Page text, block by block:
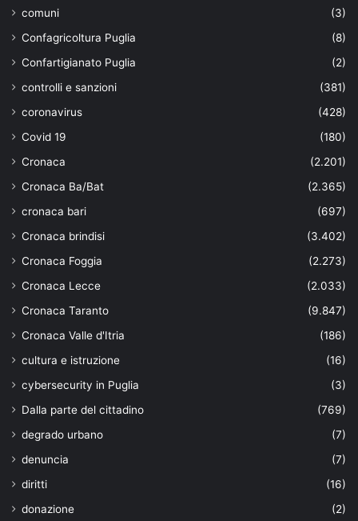
comuni
(3)
Confagricoltura Puglia
(8)
Confartigianato Puglia
(2)
controlli e sanzioni
(381)
coronavirus
(428)
Covid 19
(180)
Cronaca
(2.201)
Cronaca Ba/Bat
(2.365)
cronaca bari
(697)
Cronaca brindisi
(3.402)
Cronaca Foggia
(2.273)
Cronaca Lecce
(2.033)
Cronaca Taranto
(9.847)
Cronaca Valle d'Itria
(186)
cultura e istruzione
(16)
cybersecurity in Puglia
(3)
Dalla parte del cittadino
(769)
degrado urbano
(7)
denuncia
(7)
diritti
(16)
donazione
(2)